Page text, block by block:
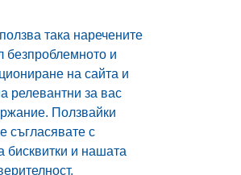
така наречените
безпроблемното и
на сайта и
релевантни за вас
Ползвайки
съгласявате с
бисквитки и нашата